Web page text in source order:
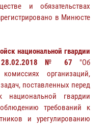
и обязательствах
в Минюсте
национальной гвардии
28.02.2018 № 67 "Об
организаций,
поставленных перед
национальной гвардии
требований к
и урегулированию